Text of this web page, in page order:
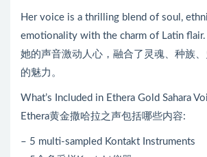
Her voice is a thrilling blend of soul,
emotionality with the charm of Latin flair.
她的声音激动人心，融合了灵魂、种族
的魅力。
What’s Included in Ethera Gold Sahara
Ethera黄金撒哈拉之声包括哪些内容:
– 5 multi-sampled Kontakt Instruments